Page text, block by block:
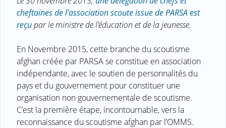
cheftaines de l’association scoute issue de PARSA est
reçupar le ministre de l’éducation et de la jeunesse.
En Novembre 2015, cette branche du scoutisme
afghan créée par PARSA se constitue en association
indépendante, avec le soutien de personnalités du
pays et du gouvernement pour constituer une
organisation non gouvernementale de scoutisme.
C’est la première étape, incontournable, vers la
reconnaissance du scoutisme afghan par l’OMMS.